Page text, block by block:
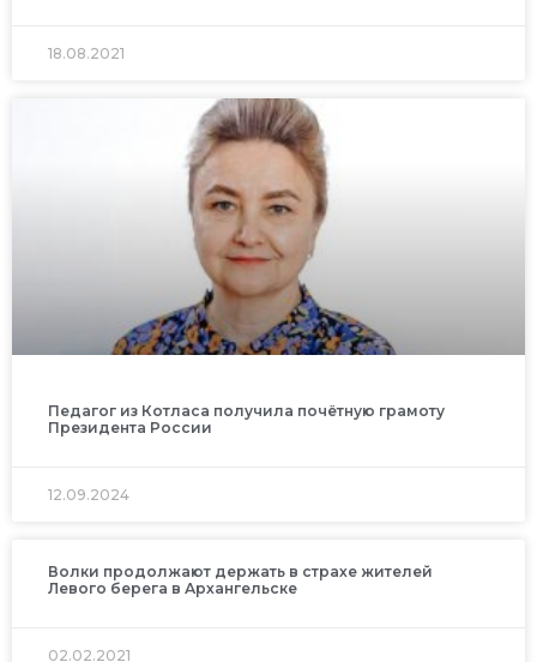
18.08.2021
Педагог из Котласа получила почётную грамоту
Президента России
12.09.2024
Волки продолжают держать в страхе жителей
Левого берега в Архангельске
02.02.2021